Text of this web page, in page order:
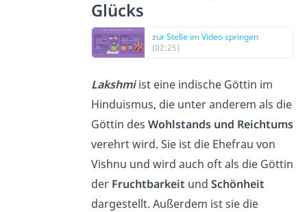
Glücks
zur Stelle im Video springen
(02:25)
Lakshmi ist eine indische Göttin im
Hinduismus, die unter anderem als die
Göttin des Wohlstands und Reichtums
verehrt wird. Sie ist die Ehefrau von
Vishnu und wird auch oft als die Göttin
der Fruchtbarkeit und Schönheit
dargestellt. Außerdem ist sie die